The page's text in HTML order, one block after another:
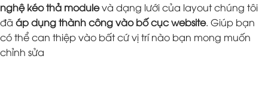
nghệ kéo thả modulevà dạng lưới của layout chúng tôi
đã áp dụng thành công vào bố cục website. Giúp bạn
có thể can thiệp vào bất cứ vị trí nào bạn mong muốn
chỉnh sửa